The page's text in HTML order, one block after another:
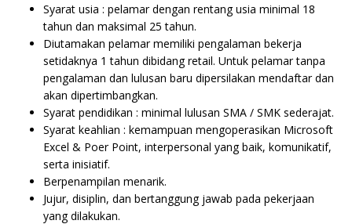
Syarat usia : pelamar dengan rentang usia minimal 18
tahun dan maksimal 25 tahun.
Diutamakan pelamar memiliki pengalaman bekerja
setidaknya 1 tahun dibidang retail. Untuk pelamar tanpa
pengalaman dan lulusan baru dipersilakan mendaftar dan
akan dipertimbangkan.
Syarat pendidikan : minimal lulusan SMA / SMK sederajat.
Syarat keahlian : kemampuan mengoperasikan Microsoft
Excel & Poer Point, interpersonal yang baik, komunikatif,
serta inisiatif.
Berpenampilan menarik.
Jujur, disiplin, dan bertanggung jawab pada pekerjaan
yang dilakukan.